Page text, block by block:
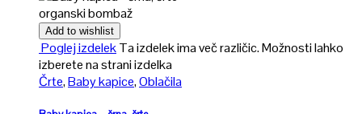
organski bombaž
Add to wishlist
Poglej izdelekTa izdelek ima več različic. Možnosti lahko
izberete na strani izdelka
Črte,Baby kapice,Oblačila